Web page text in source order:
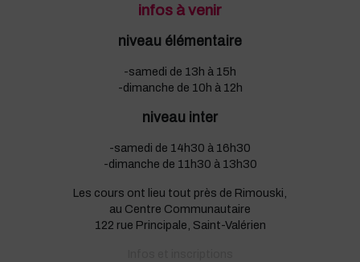
infos à venir
niveau élémentaire
-samedi de 13h à 15h
-dimanche de 10h à 12h
niveau inter
-samedi de 14h30 à 16h30
-dimanche de 11h30 à 13h30
Les cours ont lieu tout près de Rimouski,
au Centre Communautaire
122 rue Principale, Saint-Valérien